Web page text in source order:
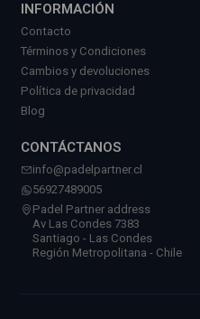
INFORMACIÓN
Contacto
Términos y Condiciones
Cambios y devoluciones
Política de privacidad
Blog
CONTÁCTANOS
info@padelpartner.cl
56927489005
Padel Partner address
Av Las Condes 7383
Santiago - Las Condes
Región Metropolitana - Chile